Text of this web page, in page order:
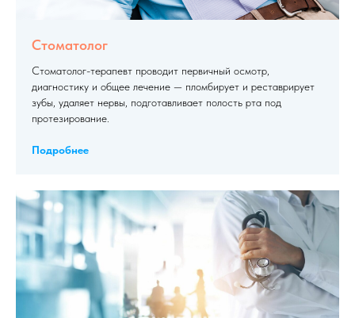
Стоматолог
Стоматолог-терапевт проводит первичный осмотр,
диагностику и общее лечение — пломбирует и реставрирует
зубы, удаляет нервы, подготавливает полость рта под
протезирование.
Подробнее